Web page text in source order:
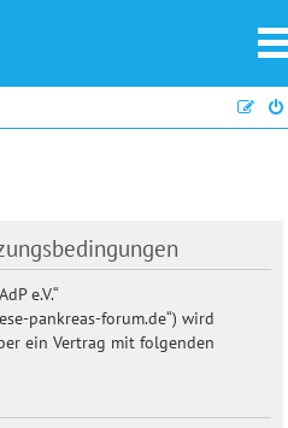
e.V.“
pankreas-forum.de“) wird
ein Vertrag mit folgenden